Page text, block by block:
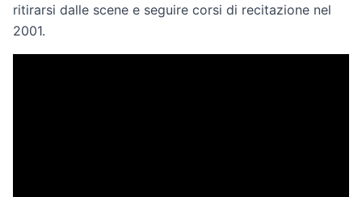
ritirarsi dalle scene e seguire corsi di recitazione nel
2001.